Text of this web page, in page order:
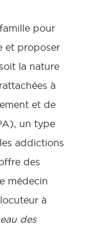
pour
et proposer
la nature
à
et de
un type
addictions
des
médecin
à
des